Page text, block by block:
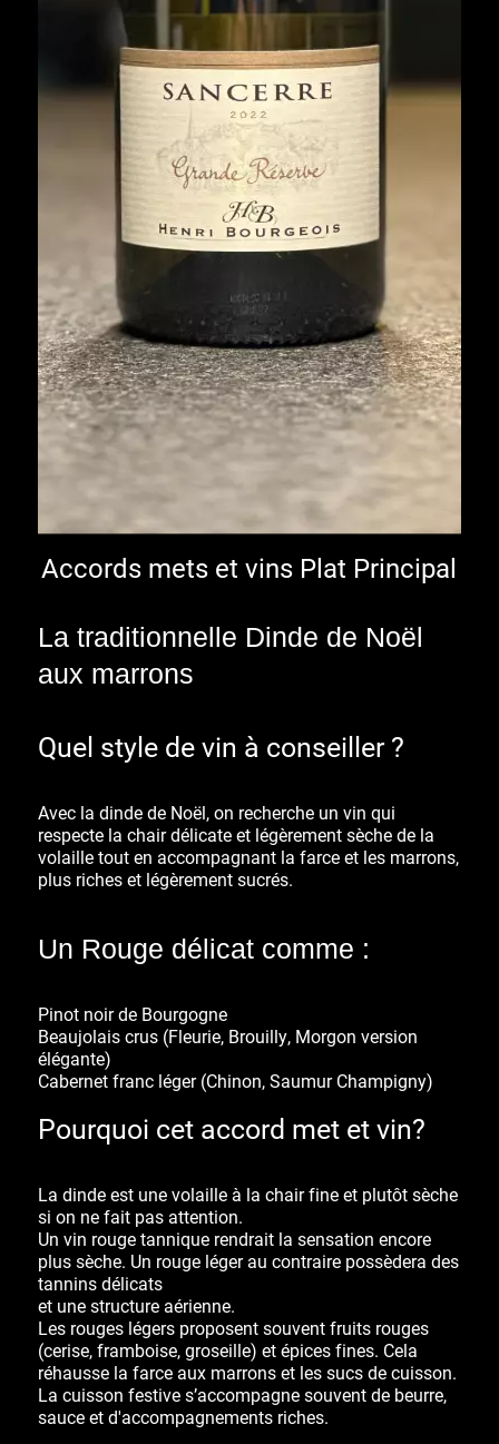
Accords mets et vins Plat Principal
La traditionnelle Dinde de Noël
aux marrons
Quel style de vin à conseiller ?
Avec la dinde de Noël, on recherche un vin qui
respecte la chair délicate et légèrement sèche de la
volaille tout en accompagnant la farce et les marrons,
plus riches et légèrement sucrés.
Un Rouge délicat comme :
Pinot noir de Bourgogne
Beaujolais crus(Fleurie, Brouilly, Morgon version
élégante)
Cabernet franc léger(Chinon, Saumur Champigny)
Pourquoi cet accord met et vin?
La dinde est une volaille à la chair fine et plutôt sèche
si on ne fait pas attention.
Un vin rougetanniquerendrait la sensation encore
plus sèche. Un rouge léger au contraire possèdera des
tannins délicats
et unestructure aérienne.
Les rouges légers proposent souvent fruits rouges
(cerise, framboise, groseille) et épices fines. Cela
réhaussela farce aux marrons et les sucs de cuisson.
La cuisson festive s’accompagne souvent de beurre,
sauce et d'accompagnements riches.